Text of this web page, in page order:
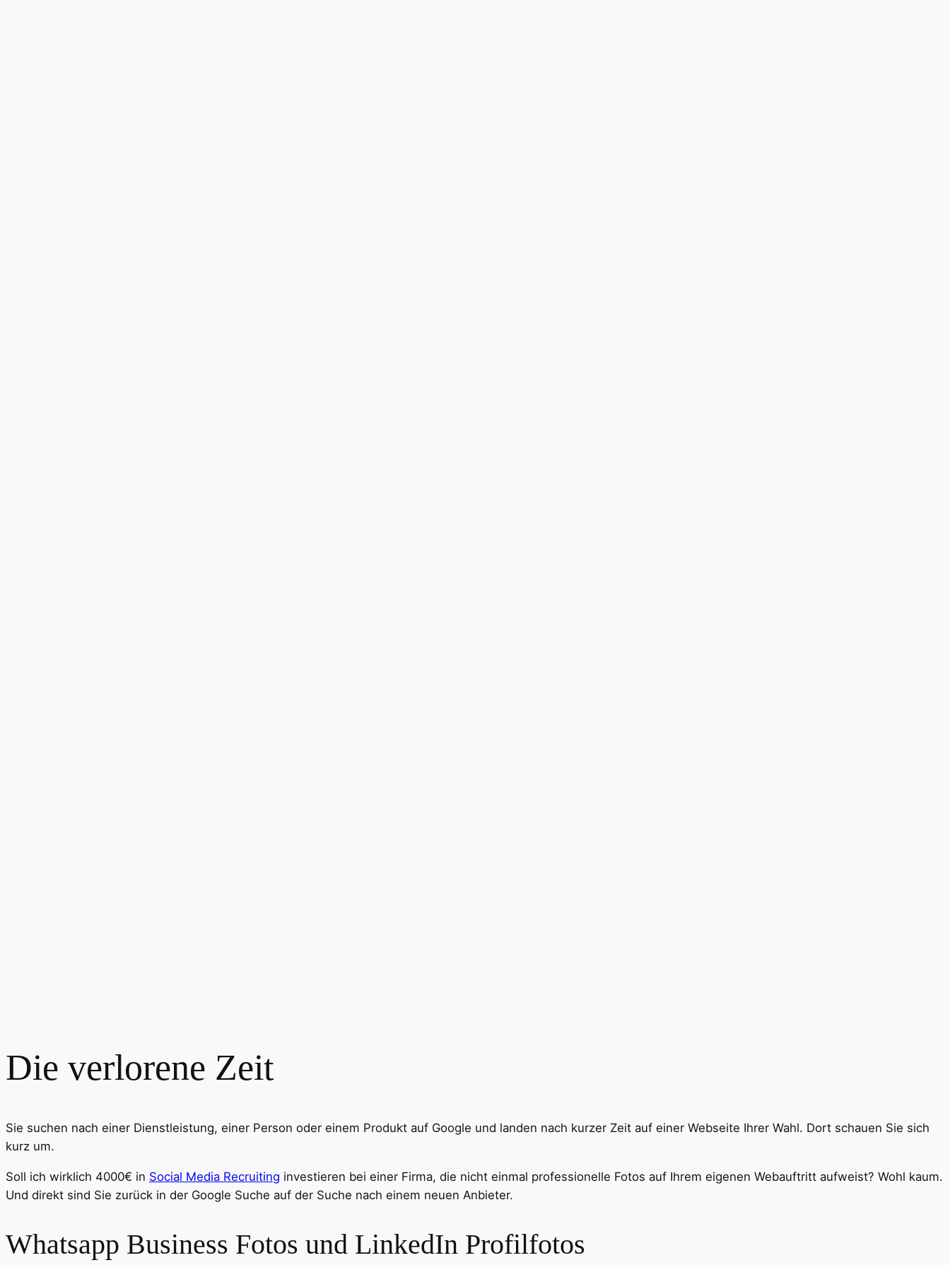
Die verlorene Zeit
Sie suchen nach einer Dienstleistung, einer Person oder einem Produkt auf Google und landen nach kurzer Zeit auf einer Webseite Ihrer Wahl. Dort schauen Sie sich
kurz um.
Soll ich wirklich 4000€ in Social Media Recruiting investieren bei einer Firma, die nicht einmal professionelle Fotos auf Ihrem eigenen Webauftritt aufweist? Wohl kaum.
Und direkt sind Sie zurück in der Google Suche auf der Suche nach einem neuen Anbieter.
Whatsapp Business Fotos und LinkedIn Profilfotos